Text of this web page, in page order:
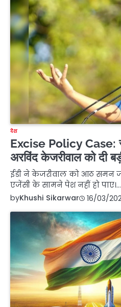
देश
Excise Policy Case:
अरविंद केजरीवाल को दी
ईडी ने केजरीवाल को आठ समन
एजेंसी के सामने पेश नहीं हो पाए।…
byKhushi Sikarwar 16/03/